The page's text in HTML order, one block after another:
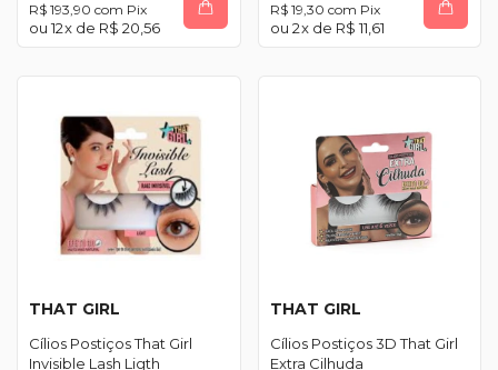
R$ 193,90 com Pix
12x de R$ 20,56
R$ 19,30 com Pix
2x de R$ 11,61
THAT GIRL
Cílios Postiços That Girl
Invisible Lash Ligth
THAT GIRL
Cílios Postiços 3D That Girl
Extra Cilhuda